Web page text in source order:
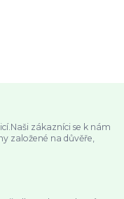
zákazníci se k nám
založené na důvěře,